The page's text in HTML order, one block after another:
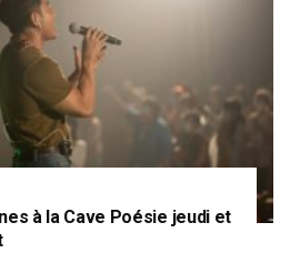
à la Cave Poésie jeudi et